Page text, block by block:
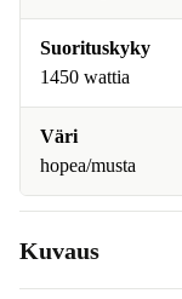
Suorituskyky
1450 wattia
Väri
hopea/musta
Kuvaus